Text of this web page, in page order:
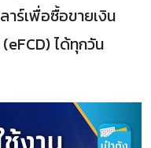
ร์เพื่อซื้อขายเงิน
ได้ทุกวัน